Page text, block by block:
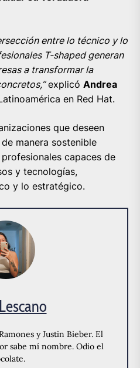
entre lo técnico y lo
T-shaped generan
a transformar la
explicó Andrea
en Red Hat.
que deseen
manera sostenible
capaces de
y tecnologías,
y lo estratégico.
y Justin Bieber. El
sabe mí nombre. Odio el